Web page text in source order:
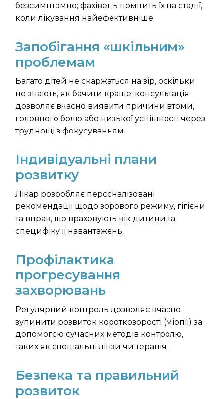
безсимптомно; фахівець помітить їх на стадії,
коли лікування найефективніше.
Запобігання «шкільним»
проблемам
Багато дітей не скаржаться на зір, оскільки
не знають, як бачити краще; консультація
дозволяє вчасно виявити причини втоми,
головного болю або низької успішності через
труднощі з фокусуванням.
Індивідуальні плани
розвитку
Лікар розробляє персоналізовані
рекомендації щодо зорового режиму, гігієни
та вправ, що враховують вік дитини та
специфіку її навантажень.
Профілактика
прогресування
захворювань
Регулярний контроль дозволяє вчасно
зупинити розвиток короткозорості (міопії) за
допомогою сучасних методів контролю,
таких як спеціальні лінзи чи терапія.
Безпека та правильний
розвиток